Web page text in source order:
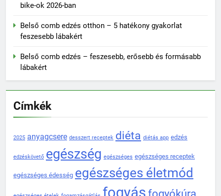
bike-ok 2026-ban
Belső comb edzés otthon – 5 hatékony gyakorlat
feszesebb lábakért
Belső comb edzés – feszesebb, erősebb és formásabb
lábakért
Címkék
2025 anyagcsere desszert receptek diéta diétás app edzés
edzéskövető egészség egészséges egészséges receptek
egészséges édesség egészséges életmód
fogyás